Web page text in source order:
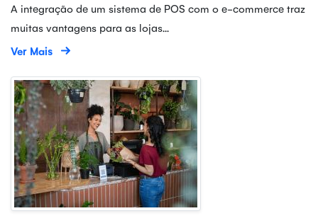
A integração de um sistema de POS com o e-commerce traz
muitas vantagens para as lojas...
Ver Mais